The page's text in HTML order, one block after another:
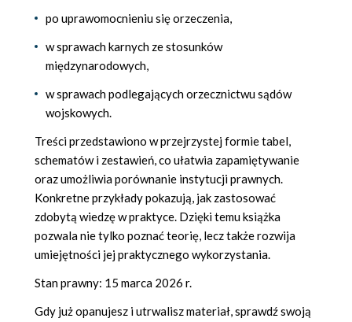
po uprawomocnieniu się orzeczenia,
w sprawach karnych ze stosunków
międzynarodowych,
w sprawach podlegających orzecznictwu sądów
wojskowych.
Treści przedstawiono w przejrzystej formie tabel,
schematów i zestawień, co ułatwia zapamiętywanie
oraz umożliwia porównanie instytucji prawnych.
Konkretne przykłady pokazują, jak zastosować
zdobytą wiedzę w praktyce. Dzięki temu książka
pozwala nie tylko poznać teorię, lecz także rozwija
umiejętności jej praktycznego wykorzystania.
Stan prawny: 15 marca 2026 r.
Gdy już opanujesz i utrwalisz materiał, sprawdź swoją